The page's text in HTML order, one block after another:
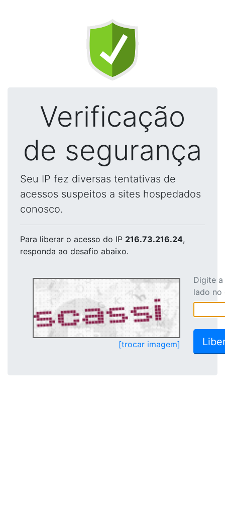
Verificação
de segurança
Seu IP fez diversas tentativas de
acessos suspeitos a sites hospedados
conosco.
Para liberar o acesso do IP 216.73.216.24,
responda ao desafio abaixo.
[trocar imagem]
Digite
lado no